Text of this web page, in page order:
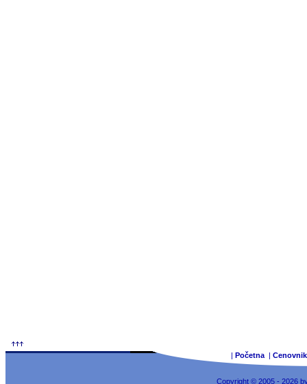
| Početna| Cenovnik
Copyright © 2005 - 2026